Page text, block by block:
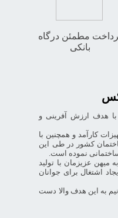
مطمئن درگاه
بانکی
گروه صنعتی ویترکس در سال 1389 با هدف ارزش آفرینی و
کارآمد و همچنین با
کشور در طی این
نموده است.
عزیزمان با تولید
اشتغال برای جوانان
به این هدف والا دست